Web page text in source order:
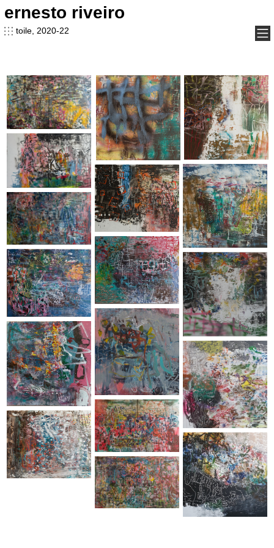
ernesto riveiro
ernesto riveiro
toile, 2020-22